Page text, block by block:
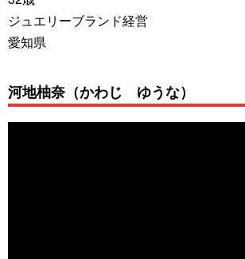
ジュエリーブランド経営
愛知県
河地柚奈（かわじ ゆうな）